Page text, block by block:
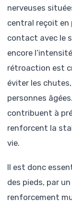
nerveuses
central reçoit en
contact avec le
encore
rétroaction est
éviter les
personnes
contribuent à
renforcent la
vie.
Il est donc
des pieds, par
renforcement